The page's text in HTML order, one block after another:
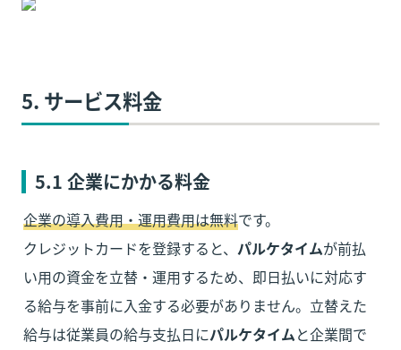
5. サービス料金
5.1 企業にかかる料金
企業の導入費用・運用費用は無料です。
クレジットカードを登録すると、 パルケタイムが前払
い用の資金を立替・運用するため、即日払いに対応す
る給与を事前に入金する必要がありません。立替えた
給与は従業員の給与支払日にパルケタイムと企業間で